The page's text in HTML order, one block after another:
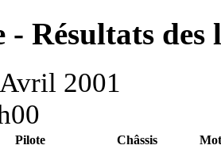
- Résultats des
2001
Pilote Châssis